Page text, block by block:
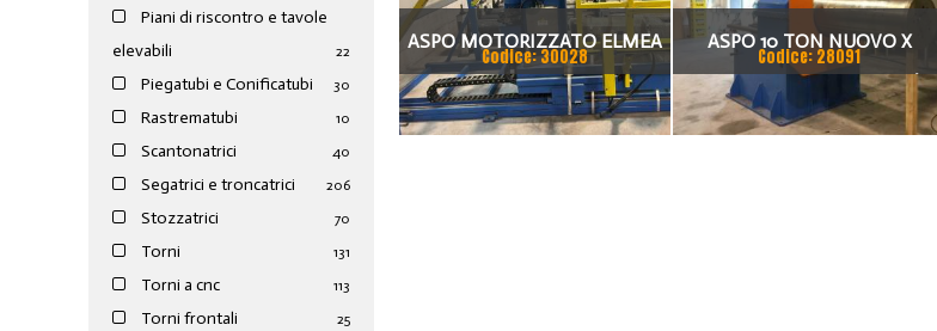
Piani di riscontro e tavole
elevabili
22
Piegatubi e Conificatubi 30
Rastrematubi 10
Scantonatrici 40
Segatrici e troncatrici 206
Stozzatrici 70
Torni 131
Torni a cnc 113
Torni frontali 25
ASPO MOTORIZZATO ELMEA
AVVOLGITORE
Codice: 30028
ASPO 10 TON NUOVO X
1350MM AVVOLGITORE /
DECOILER 10 TON X 1350 MM
Codice: 28091